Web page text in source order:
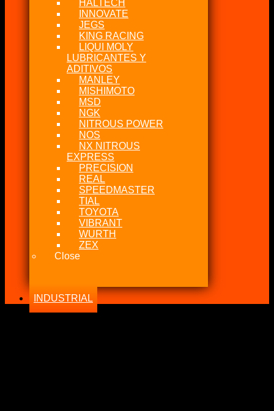
HALTECH
INNOVATE
JEGS
KING RACING
LIQUI MOLY
LUBRICANTES Y
ADITIVOS
MANLEY
MISHIMOTO
MSD
NGK
NITROUS POWER
NOS
NX NITROUS
EXPRESS
PRECISION
REAL
SPEEDMASTER
TIAL
TOYOTA
VIBRANT
WURTH
ZEX
Close
INDUSTRIAL